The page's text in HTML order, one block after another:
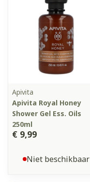
Apivita
Apivita Royal Honey
Shower Gel Ess. Oils
250ml
€ 9,99
Niet beschikbaar